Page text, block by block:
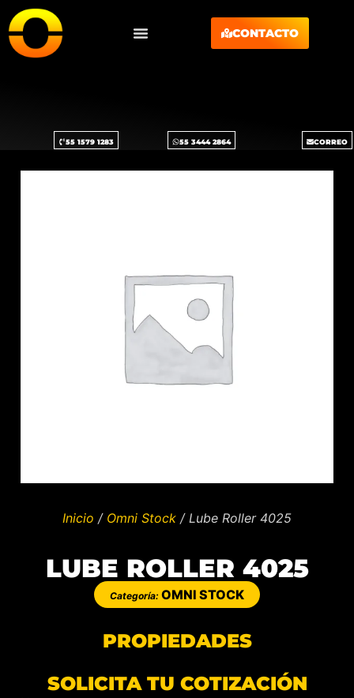
CONTACTO
55 1579 1283 55 3444 2864 CORREO
Inicio / Omni Stock / Lube Roller 4025
LUBE ROLLER 4025
Categoría: OMNI STOCK
PROPIEDADES
SOLICITA TU COTIZACIÓN